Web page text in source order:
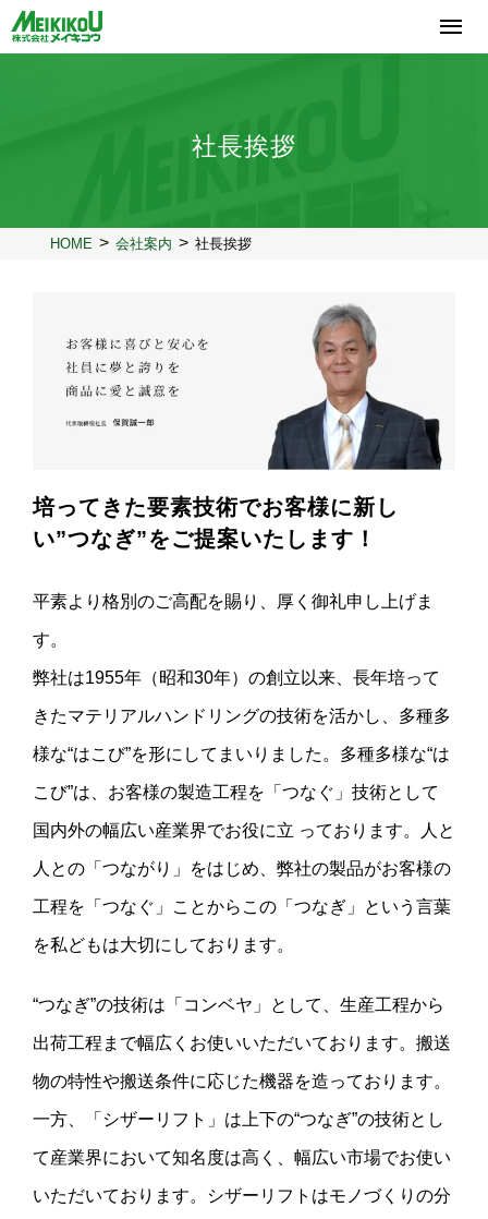
ン
テ
社長挨拶
HOME 会社案内 社長挨拶
培ってきた要素技術でお客様に新し
い”つなぎ”をご提案いたします！
平素より格別のご高配を賜り、厚く御礼申し上げま
す。
弊社は1955年（昭和30年）の創立以来、長年培って
きたマテリアルハンドリングの技術を活かし、多種多
様な“はこび”を形にしてまいりました。多種多様な“は
こび”は、お客様の製造工程を「つなぐ」技術として
国内外の幅広い産業界でお役に立 っております。人と
人との「つながり」をはじめ、弊社の製品がお客様の
工程を「つなぐ」ことからこの「つなぎ」という言葉
を私どもは大切にしております。
“つなぎ”の技術は「コンベヤ」として、生産工程から
出荷工程まで幅広くお使いいただいております。搬送
物の特性や搬送条件に応じた機器を造っております。
一方、「シザーリフト」は上下の“つなぎ”の技術とし
て産業界において知名度は高く、幅広い市場でお使い
いただいております。シザーリフトはモノづくりの分